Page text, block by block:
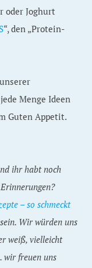
oder Joghurt
“, den „Protein-
Menge Ideen
Guten Appetit.
ihr habt noch
– so schmeckt
Wir würden uns
weiß, vielleicht
wir freuen uns